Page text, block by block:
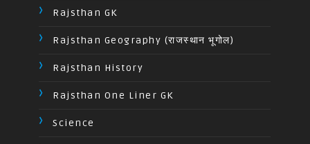
Rajsthan GK
Rajsthan Geography (राजस्थान भूगोल)
Rajsthan History
Rajsthan One Liner GK
Science